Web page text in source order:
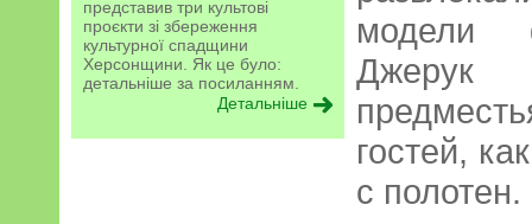
представив три культові
проєкти зі збереження
культурної спадщини
Херсонщини. Як це було:
детальніше за посиланням.
Детальніше
модели
Джерук
гостей,
с полотен.